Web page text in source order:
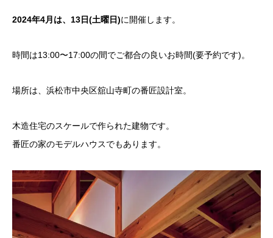
2024年4月は、13日(土曜日)に開催します。
時間は13:00〜17:00の間でご都合の良いお時間(要予約です)。
場所は、浜松市中央区舘山寺町の番匠設計室。
木造住宅のスケールで作られた建物です。
番匠の家のモデルハウスでもあります。